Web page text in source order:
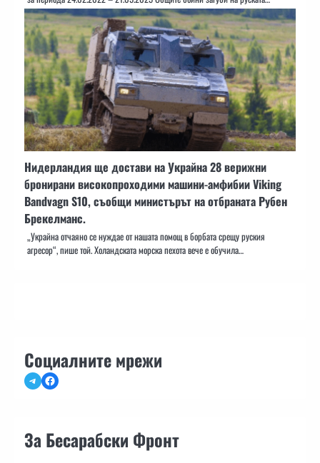
Нидерландия ще достави на Украйна 28 верижни
бронирани високопроходими машини-амфибии Viking
Bandvagn S10, съобщи министърът на отбраната Рубен
Брекелманс.
„Украйна отчаяно се нуждае от нашата помощ в борбата срещу руския
агресор“, пише той. Холандската морска пехота вече е обучила…
Социалните мрежи
TelegramFacebook
За Бесарабски Фронт